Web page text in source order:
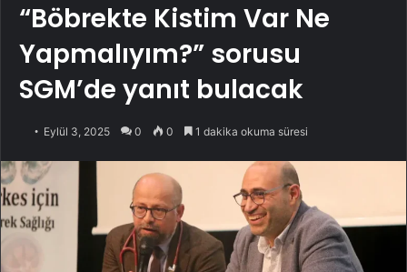
“Böbrekte Kistim Var Ne
Yapmalıyım?” sorusu
SGM’de yanıt bulacak
Eylül 3, 2025 0 0 1 dakika okuma süresi